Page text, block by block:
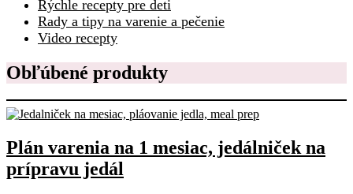
Rýchle recepty pre deti
Rady a tipy na varenie a pečenie
Video recepty
Obľúbené produkty
Plán varenia na 1 mesiac, jedálniček na
prípravu jedál